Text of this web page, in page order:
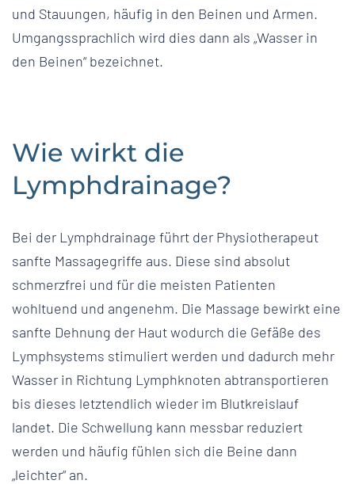
und Stauungen, häufig in den Beinen und Armen.
Umgangssprachlich wird dies dann als „Wasser in
den Beinen“ bezeichnet.
Wie wirkt die
Lymphdrainage?
Bei der Lymphdrainage führt der Physiotherapeut
sanfte Massagegriffe aus. Diese sind absolut
schmerzfrei und für die meisten Patienten
wohltuend und angenehm. Die Massage bewirkt eine
sanfte Dehnung der Haut wodurch die Gefäße des
Lymphsystems stimuliert werden und dadurch mehr
Wasser in Richtung Lymphknoten abtransportieren
bis dieses letztendlich wieder im Blutkreislauf
landet. Die Schwellung kann messbar reduziert
werden und häufig fühlen sich die Beine dann
„leichter“ an.